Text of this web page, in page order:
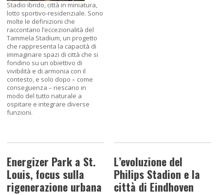
Stadio ibrido, città in miniatura,
lotto sportivo-residenziale. Sono
molte le definizioni che
raccontano l’eccezionalità del
Tammela Stadium, un progetto
che rappresenta la capacità di
immaginare spazi di città che si
fondino su un obiettivo di
vivibilità e di armonia con il
contesto, e solo dopo – come
conseguenza – riescano in
modo del tutto naturale a
ospitare e integrare diverse
funzioni.
Energizer Park a St.
Louis, focus sulla
rigenerazione urbana
L’evoluzione del
Philips Stadion e la
città di Eindhoven